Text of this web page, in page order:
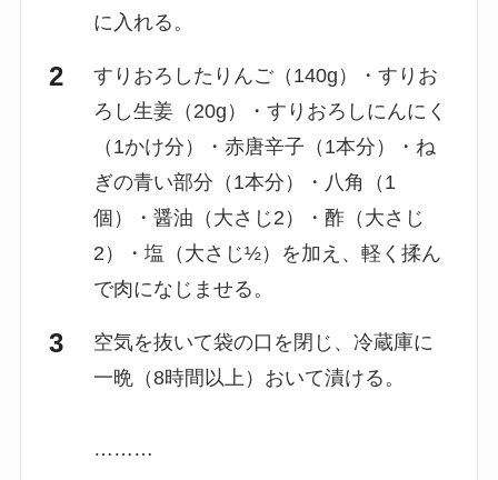
に入れる。
すりおろしたりんご（140g）・すりお
ろし生姜（20g）・すりおろしにんにく
（1かけ分）・赤唐辛子（1本分）・ね
ぎの青い部分（1本分）・八角（1
個）・醤油（大さじ2）・酢（大さじ
2）・塩（大さじ½）を加え、軽く揉ん
で肉になじませる。
空気を抜いて袋の口を閉じ、冷蔵庫に
一晩（8時間以上）おいて漬ける。
………